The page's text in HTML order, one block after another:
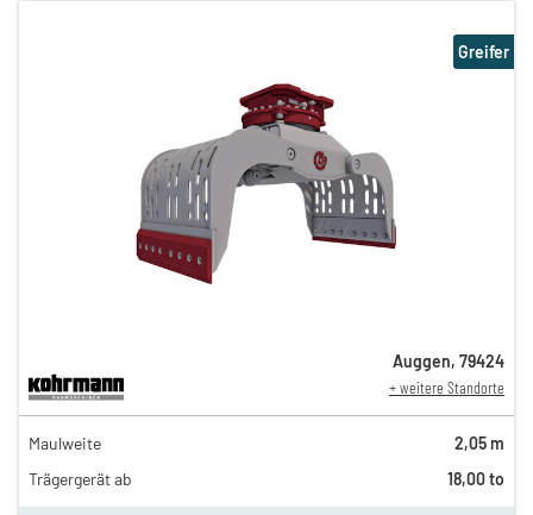
162,00 €
135,00 €
112,00 €
Greifer
Auggen, 79424
+ weitere Standorte
Maulweite
2,05 m
Trägergerät ab
18,00 to